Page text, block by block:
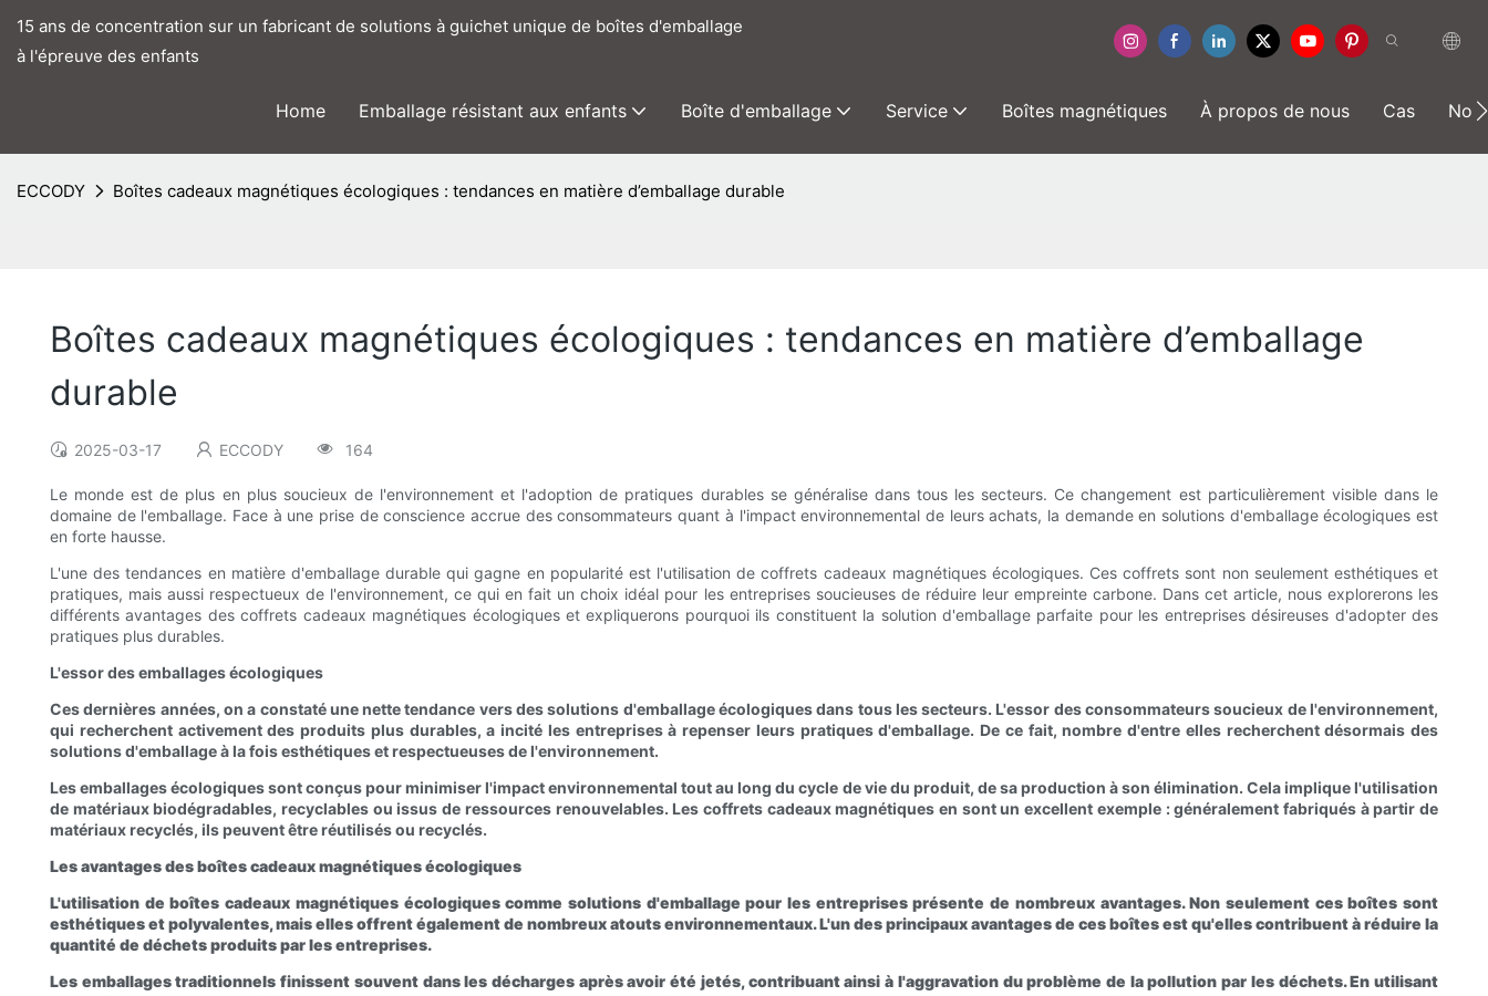
15 ans de concentration sur un fabricant de solutions à guichet unique de boîtes d'emballage
à l'épreuve des enfants
Home Emballage résistant aux enfants Boîte d'emballage Service Boîtes magnétiques À propos de nous Cas
ECCODY Boîtes cadeaux magnétiques écologiques : tendances en matière d’emballage durable
Boîtes cadeaux magnétiques écologiques : tendances en matière d’emballage
durable
2025-03-17 ECCODY 164
Le monde est de plus en plus soucieux de l'environnement et l'adoption de pratiques durables se généralise dans tous les secteurs. Ce changement est particulièrement visible dans le
domaine de l'emballage. Face à une prise de conscience accrue des consommateurs quant à l'impact environnemental de leurs achats, la demande en solutions d'emballage écologiques est
en forte hausse.
L'une des tendances en matière d'emballage durable qui gagne en popularité est l'utilisation de coffrets cadeaux magnétiques écologiques. Ces coffrets sont non seulement esthétiques et
pratiques, mais aussi respectueux de l'environnement, ce qui en fait un choix idéal pour les entreprises soucieuses de réduire leur empreinte carbone. Dans cet article, nous explorerons les
différents avantages des coffrets cadeaux magnétiques écologiques et expliquerons pourquoi ils constituent la solution d'emballage parfaite pour les entreprises désireuses d'adopter des
pratiques plus durables.
L'essor des emballages écologiques
Ces dernières années, on a constaté une nette tendance vers des solutions d'emballage écologiques dans tous les secteurs. L'essor des consommateurs soucieux de l'environnement,
qui recherchent activement des produits plus durables, a incité les entreprises à repenser leurs pratiques d'emballage. De ce fait, nombre d'entre elles recherchent désormais des
solutions d'emballage à la fois esthétiques et respectueuses de l'environnement.
Les emballages écologiques sont conçus pour minimiser l'impact environnemental tout au long du cycle de vie du produit, de sa production à son élimination. Cela implique l'utilisation
de matériaux biodégradables, recyclables ou issus de ressources renouvelables. Les coffrets cadeaux magnétiques en sont un excellent exemple : généralement fabriqués à partir de
matériaux recyclés, ils peuvent être réutilisés ou recyclés.
Les avantages des boîtes cadeaux magnétiques écologiques
L'utilisation de boîtes cadeaux magnétiques écologiques comme solutions d'emballage pour les entreprises présente de nombreux avantages. Non seulement ces boîtes sont
esthétiques et polyvalentes, mais elles offrent également de nombreux atouts environnementaux. L'un des principaux avantages de ces boîtes est qu'elles contribuent à réduire la
quantité de déchets produits par les entreprises.
Les emballages traditionnels finissent souvent dans les décharges après avoir été jetés, contribuant ainsi à l'aggravation du problème de la pollution par les déchets. En utilisant